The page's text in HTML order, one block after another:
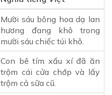
Mười sáu bông hoa dạ lan
hương đang khô trong
mười sáu chiếc túi khô.
Con bê tím xấu xí đã ăn
trộm cái cửa chớp và lấy
trộm cả sữa cũ.